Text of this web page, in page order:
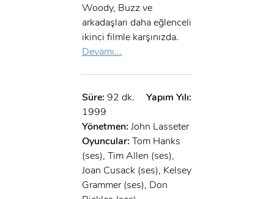
Woody, Buzz ve
arkadaşları daha eğlenceli
ikinci filmle karşınızda.
Devamı...
Süre: 92 dk.
Yapım Yılı:
1999
Yönetmen: John Lasseter
Oyuncular: Tom Hanks
(ses), Tim Allen (ses),
Joan Cusack (ses), Kelsey
Grammer (ses), Don